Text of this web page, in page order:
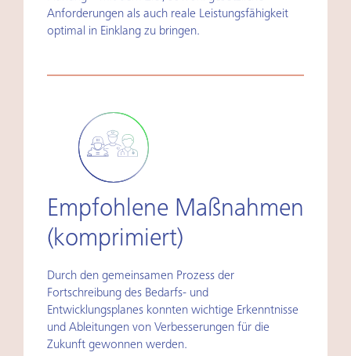
Anforderungen als auch reale Leistungsfähigkeit
optimal in Einklang zu bringen.
Empfohlene Maßnahmen
(komprimiert)
Durch den gemeinsamen Prozess der
Fortschreibung des Bedarfs- und
Entwicklungsplanes konnten wichtige Erkenntnisse
und Ableitungen von Verbesserungen für die
Zukunft gewonnen werden.